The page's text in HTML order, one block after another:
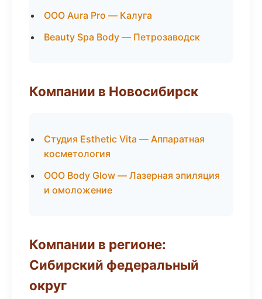
ООО Aura Pro — Калуга
Beauty Spa Body — Петрозаводск
Компании в Новосибирск
Студия Esthetic Vita — Аппаратная
косметология
ООО Body Glow — Лазерная эпиляция
и омоложение
Компании в регионе:
Сибирский федеральный
округ